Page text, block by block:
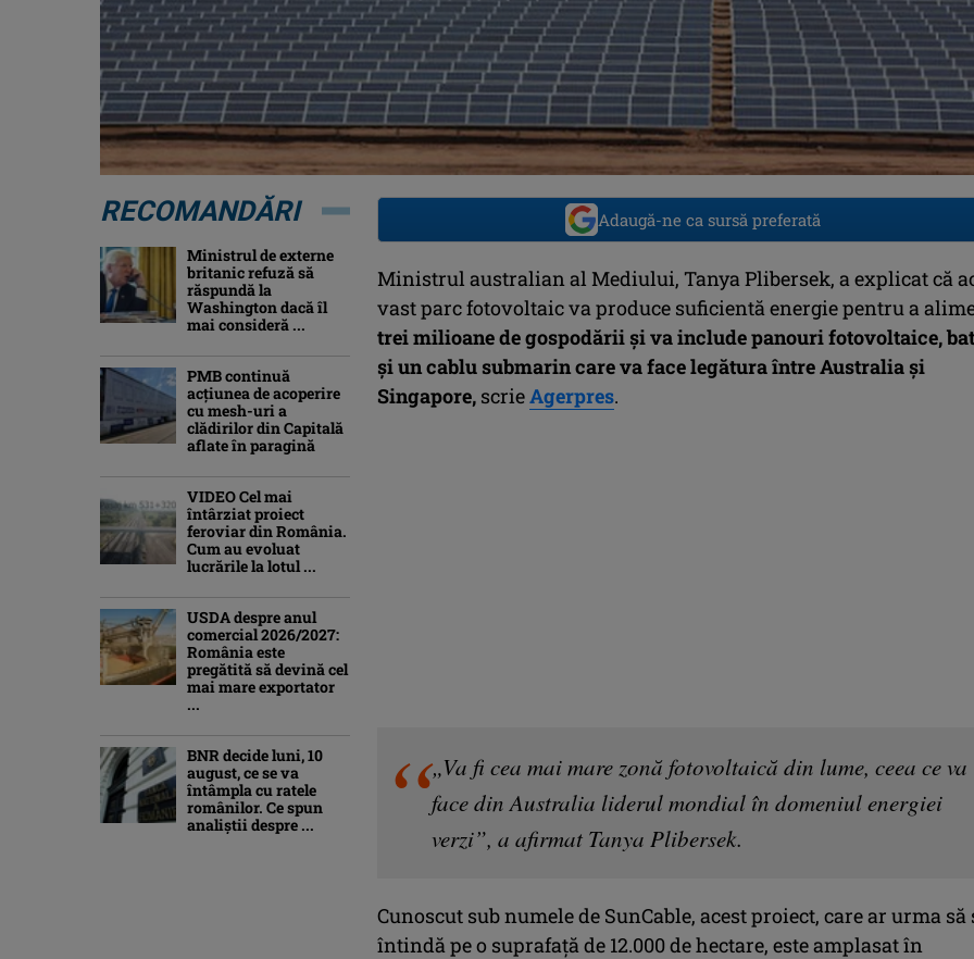
Adaugă-ne ca sursă preferată
Ministrul australian al Mediului, Tanya Plibersek, a explicat că
vast parc fotovoltaic va produce suficientă energie pentru a
trei milioane de gospodării şi va include panouri fotovoltaice,
şi un cablu submarin care va face legătura între Australia şi
Singapore, scrieAgerpres.
„Va fi cea mai mare zonă fotovoltaică din lume, ceea ce va
face din Australia liderul mondial în domeniul energiei
verzi”, a afirmat Tanya Plibersek.
Cunoscut sub numele de SunCable, acest proiect, care ar urma să
întindă pe o suprafaţă de 12.000 de hectare, este amplasat în
RECOMANDĂRI
Ministrul de externe
britanic refuză să
răspundă la
Washington dacă îl
mai consideră ...
PMB continuă
acțiunea de acoperire
cu mesh-uri a
clădirilor din Capitală
aflate în paragină
VIDEO Cel mai
întârziat proiect
feroviar din România.
Cum au evoluat
lucrările la lotul ...
USDA despre anul
comercial 2026/2027:
România este
pregătită să devină cel
mai mare exportator
...
BNR decide luni, 10
august, ce se va
întâmpla cu ratele
românilor. Ce spun
analiștii despre ...